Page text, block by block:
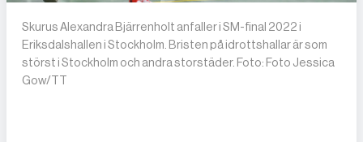
Skurus Alexandra Bjärrenholt anfaller i SM-final 2022 i
Eriksdalshallen i Stockholm. Bristen på idrottshallar är som
störst i Stockholm och andra storstäder. Foto: Foto Jessica
Gow/TT